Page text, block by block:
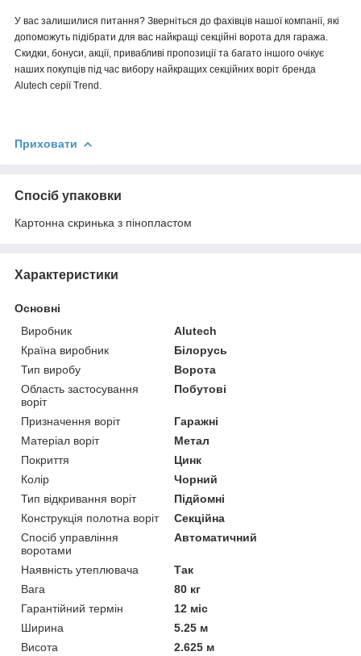
У вас залишилися питання? Зверніться до фахівців нашої компанії, які
допоможуть підібрати для вас найкращі секційні ворота для гаража.
Скидки, бонуси, акції, привабливі пропозиції та багато іншого очікує
наших покупців під час вибору найкращих секційних воріт бренда
Alutech серії Trend.
Приховати
Спосіб упаковки
Картонна скринька з пінопластом
Характеристики
Основні
Виробник
Alutech
Країна виробник
Білорусь
Тип виробу
Ворота
Область застосування
воріт
Побутові
Призначення воріт
Гаражні
Матеріал воріт
Метал
Покриття
Цинк
Колір
Чорний
Тип відкривання воріт
Підйомні
Конструкція полотна воріт
Секційна
Спосіб управління
воротами
Автоматичний
Наявність утеплювача
Так
Вага
80 кг
Гарантійний термін
12 міс
Ширина
5.25 м
Висота
2.625 м